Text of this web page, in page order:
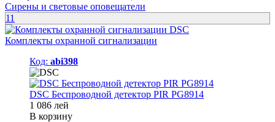
Сирены и световые оповещатели
11
Комплекты охранной сигнализации
Код: abi398
DSC Беспроводной детектор PIR PG8914
1 086 лей
В корзину